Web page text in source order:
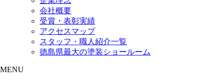
会社概要
受賞・表彰実績
アクセスマップ
スタッフ・職人紹介一覧
徳島県最大の塗装ショールーム
MENU